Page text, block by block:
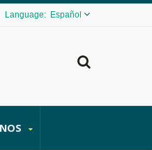
Español